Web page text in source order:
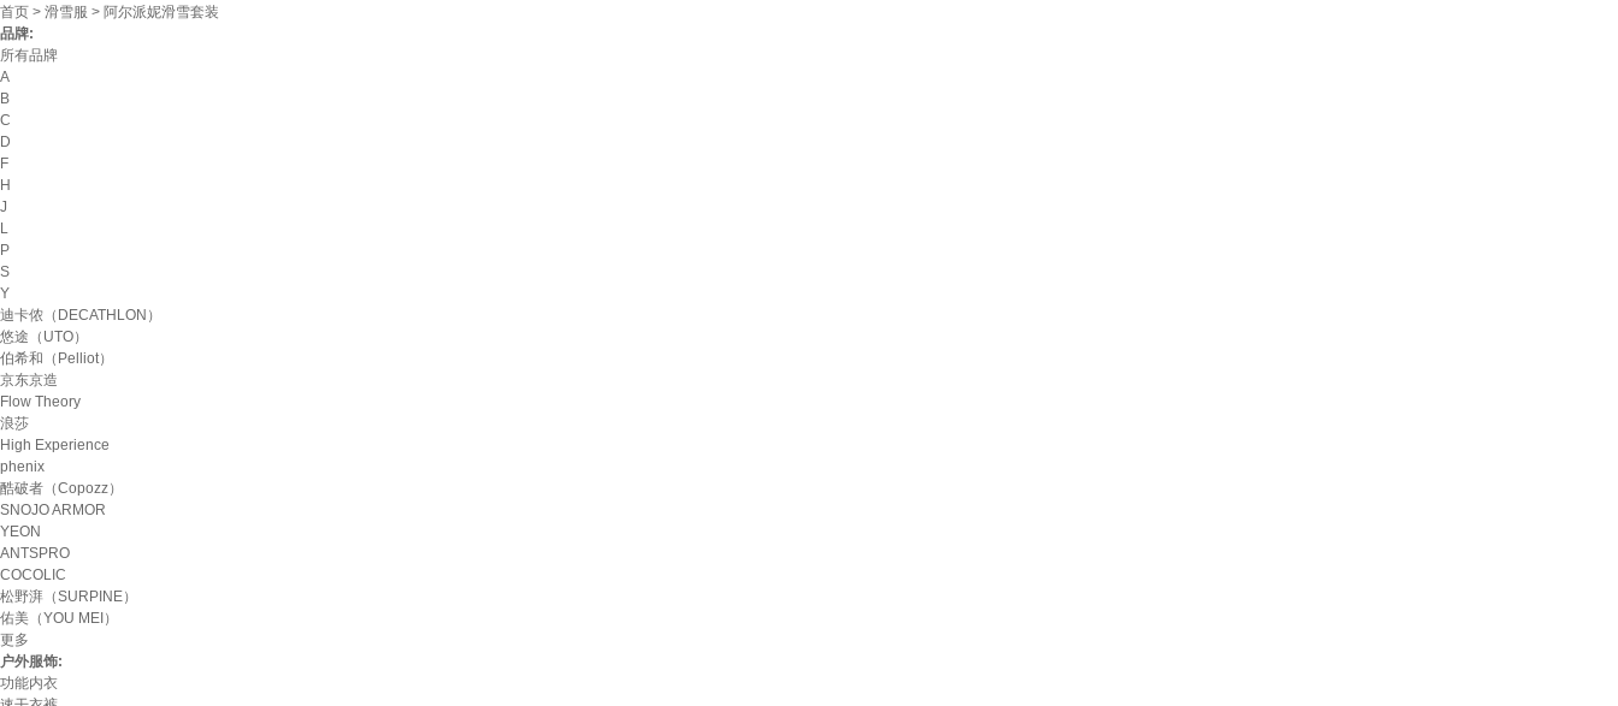
首页 > 滑雪服 > 阿尔派妮滑雪套装
品牌:
所有品牌
A
B
C
D
F
H
J
L
P
S
Y
迪卡侬（DECATHLON）
悠途（UTO）
伯希和（Pelliot）
京东京造
Flow Theory
浪莎
High Experience
phenix
酷破者（Copozz）
SNOJO ARMOR
YEON
ANTSPRO
COCOLIC
松野湃（SURPINE）
佑美（YOU MEI）
更多
户外服饰:
功能内衣